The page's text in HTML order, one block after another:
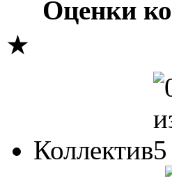
Оценки
★
Коллектив